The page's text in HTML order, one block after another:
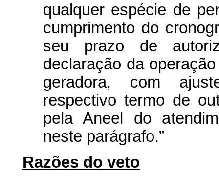
qualquer espécie de
cumprimento do
seu prazo de
declaração da
geradora, com
respectivo termo de
pela Aneel do
neste parágrafo.”
Razões do veto